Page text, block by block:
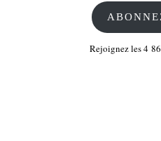
Rejoignez les 4